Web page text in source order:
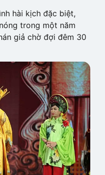
hài kịch đặc biệt,
trong một năm
giả chờ đợi đêm 30